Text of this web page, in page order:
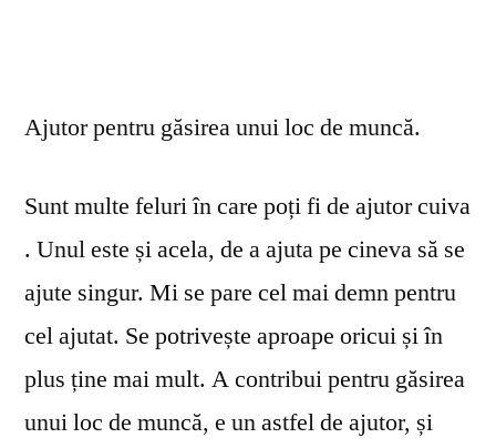
Ajutor pentru găsirea unui loc de muncă.
Sunt multe feluri în care poți fi de ajutor cuiva
. Unul este și acela, de a ajuta pe cineva să se
ajute singur. Mi se pare cel mai demn pentru
cel ajutat. Se potrivește aproape oricui și în
plus ține mai mult. A contribui pentru găsirea
unui loc de muncă, e un astfel de ajutor, și